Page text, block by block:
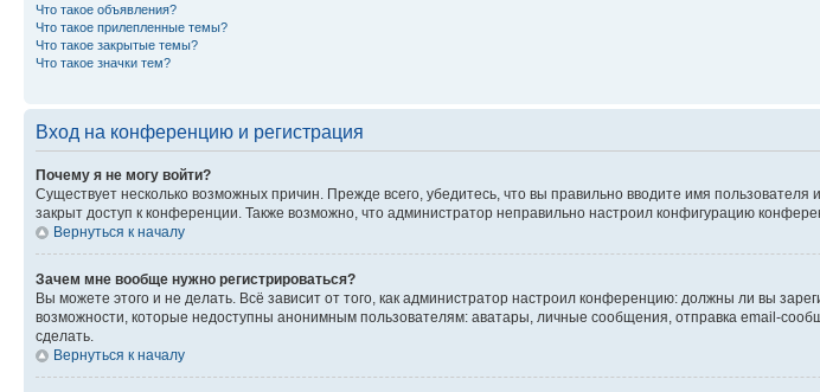
Что такое объявления?
Что такое прилепленные темы?
Что такое закрытые темы?
Что такое значки тем?
Вход на конференцию и регистрация
Почему я не могу войти?
Существует несколько возможных причин. Прежде всего, убедитесь, что вы правильно вводите имя
закрыт доступ к конференции. Также возможно, что администратор неправильно настроил конфигурацию
Вернуться к началу
Зачем мне вообще нужно регистрироваться?
Вы можете этого и не делать. Всё зависит от того, как администратор настроил конференцию: должны ли вы
возможности, которые недоступны анонимным пользователям: аватары, личные сообщения, отправка email-
сделать.
Вернуться к началу